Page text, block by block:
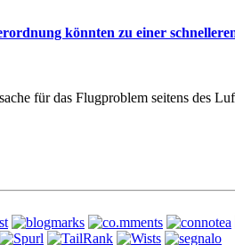
könnten zu einer
für das Flugproblem seitens des